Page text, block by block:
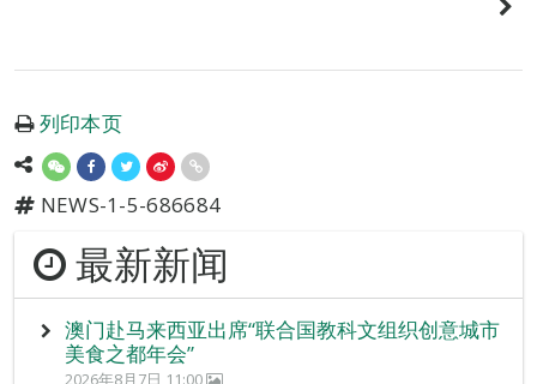
列印本页
NEWS-1-5-686684
最新新闻
澳门赴马来西亚出席“联合国教科文组织创意城市
美食之都年会”